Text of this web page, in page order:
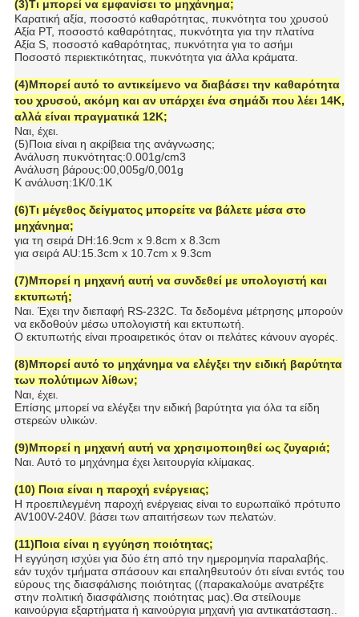
(3)Τι μπορεί να εμφανίσει το μηχάνημα;
Καρατική αξία, ποσοστό καθαρότητας, πυκνότητα του χρυσού
Αξία PT, ποσοστό καθαρότητας, πυκνότητα για την πλατίνα
Αξία S, ποσοστό καθαρότητας, πυκνότητα για το ασήμι
Ποσοστό περιεκτικότητας, πυκνότητα για άλλα κράματα.
(4)Μπορεί αυτό το αντικείμενο να διαβάσει την καθαρότητα
του χρυσού, ακόμη και αν υπάρχει ένα σημάδι που λέει 14K,
αλλά είναι πραγματικά 12K;
Ναι, έχει.
(5)Ποια είναι η ακρίβεια της ανάγνωσης;
Ανάλυση πυκνότητας:0.001g/cm3
Ανάλυση βάρους:00,005g/0,001g
Κ ανάλυση:1K/0.1K
(6)Τι μέγεθος δείγματος μπορείτε να βάλετε μέσα στο
μηχάνημα;
για τη σειρά DH:16.9cm x 9.8cm x 8.3cm
για σειρά AU:15.3cm x 10.7cm x 9.3cm
(7)Μπορεί η μηχανή αυτή να συνδεθεί με υπολογιστή και
εκτυπωτή;
Ναι. Έχει την διεπαφή RS-232C. Τα δεδομένα μέτρησης μπορούν
να εκδοθούν μέσω υπολογιστή και εκτυπωτή.
Ο εκτυπωτής είναι προαιρετικός όταν οι πελάτες κάνουν αγορές.
(8)Μπορεί αυτό το μηχάνημα να ελέγξει την ειδική βαρύτητα
των πολύτιμων λίθων;
Ναι, έχει.
Επίσης μπορεί να ελέγξει την ειδική βαρύτητα για όλα τα είδη
στερεών υλικών.
(9)Μπορεί η μηχανή αυτή να χρησιμοποιηθεί ως ζυγαριά;
Ναι. Αυτό το μηχάνημα έχει λειτουργία κλίμακας.
(10) Ποια είναι η παροχή ενέργειας;
Η προεπιλεγμένη παροχή ενέργειας είναι το ευρωπαϊκό πρότυπο
AV100V-240V. βάσει των απαιτήσεων των πελατών.
(11)Ποια είναι η εγγύηση ποιότητας;
Η εγγύηση ισχύει για δύο έτη από την ημερομηνία παραλαβής.
εάν τυχόν τμήματα σπάσουν και επαληθευτούν ότι είναι εντός του
εύρους της διασφάλισης ποιότητας ((παρακαλούμε ανατρέξτε
στην πολιτική διασφάλισης ποιότητας μας).Θα στείλουμε
καινούργια εξαρτήματα ή καινούργια μηχανή για αντικατάσταση..